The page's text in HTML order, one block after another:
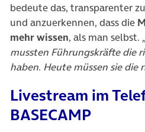
bedeute das, transparenter
und anzuerkennen, dass die
mehr wissen, als man selbst.
mussten Führungskräfte die
haben. Heute müssen sie die
Livestream im
BASECAMP